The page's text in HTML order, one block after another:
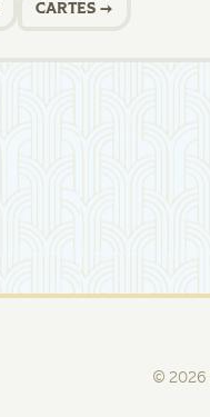
CARTES →
© 2026